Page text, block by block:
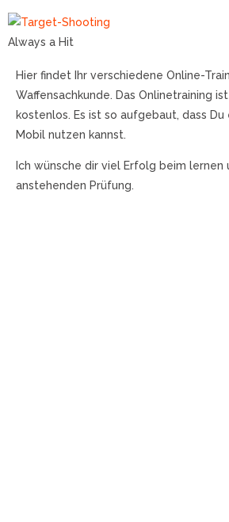
Always a Hit
Hier findet Ihr verschiedene Online-
Waffensachkunde. Das Onlinetraining
kostenlos. Es ist so aufgebaut, dass
Mobil nutzen kannst.
Ich wünsche dir viel Erfolg beim lernen
anstehenden Prüfung.